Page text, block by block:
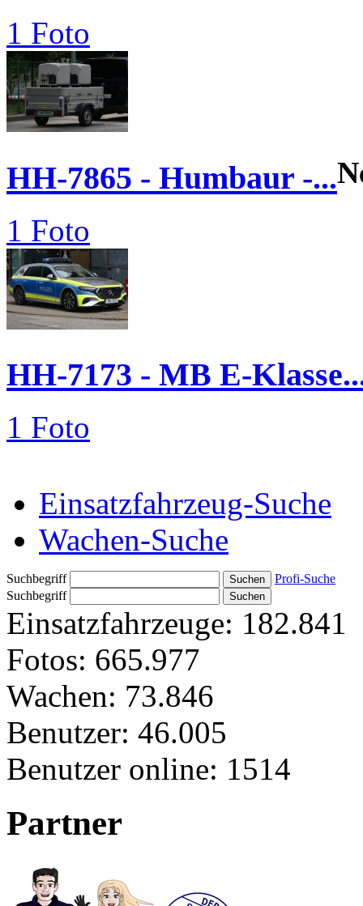
1 Foto
HH-7865 - Humbaur -...
1 Foto
HH-7173 - MB E-
1 Foto
Einsatzfahrzeug-Suche
Wachen-Suche
Suchbegriff
Profi-Suche
Suchbegriff
Einsatzfahrzeuge: 182.841
Fotos: 665.977
Wachen: 73.846
Benutzer: 46.005
Benutzer online: 1514
Partner